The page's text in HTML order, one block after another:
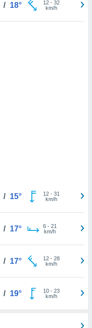
/ 18° 12- 32
km/h
/ 15° 12- 31
km/h
/ 17° 6- 21
km/h
/ 17° 12- 28
km/h
/ 19° 10- 23
km/h